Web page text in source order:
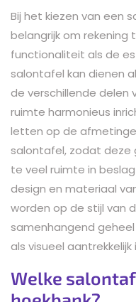
Bij het kiezen van een
belangrijk om
functionaliteit als de
salontafel kan dienen
de verschillende delen
ruimte harmonieus
letten op de
salontafel, zodat deze
te veel ruimte in
design en materiaal
worden op de stijl van
samenhangend
als visueel aantrekkelijk
Welke